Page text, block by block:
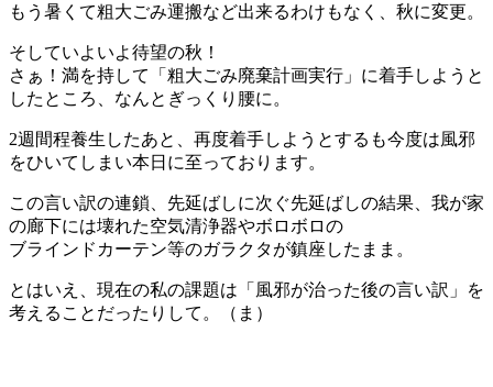
もう暑くて粗大ごみ運搬など出来るわけもなく、秋に変更。
そしていよいよ待望の秋！
さぁ！満を持して「粗大ごみ廃棄計画実行」に着手しようと
したところ、なんとぎっくり腰に。
2週間程養生したあと、再度着手しようとするも今度は風邪
をひいてしまい本日に至っております。
この言い訳の連鎖、先延ばしに次ぐ先延ばしの結果、我が家
の廊下には壊れた空気清浄器やボロボロの
ブラインドカーテン等のガラクタが鎮座したまま。
とはいえ、現在の私の課題は「風邪が治った後の言い訳」を
考えることだったりして。（ま）